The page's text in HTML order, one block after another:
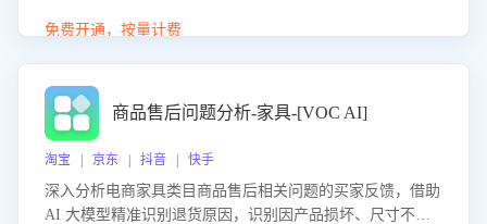
置差评防控，提升客户满意度。
免费开通，按量计费
商品售后问题分析-家具-[VOC AI]
淘宝 | 京东 | 抖音 | 快手
深入分析电商家具类目商品售后相关问题的买家反馈，借助
AI 大模型精准识别退货原因，识别因产品损坏、尺寸不符